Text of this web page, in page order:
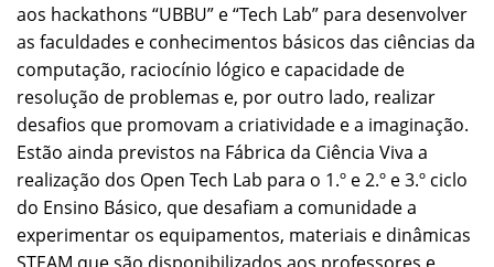
aos hackathons “UBBU” e “Tech Lab” para desenvolver
as faculdades e conhecimentos básicos das ciências da
computação, raciocínio lógico e capacidade de
resolução de problemas e, por outro lado, realizar
desafios que promovam a criatividade e a imaginação.
Estão ainda previstos na Fábrica da Ciência Viva a
realização dos Open Tech Lab para o 1.º e 2.º e 3.º ciclo
do Ensino Básico, que desafiam a comunidade a
experimentar os equipamentos, materiais e dinâmicas